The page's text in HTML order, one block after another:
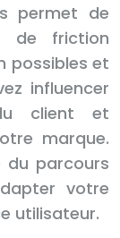
permet de
de friction
possibles et
influencer
client et
marque.
du parcours
votre
utilisateur.